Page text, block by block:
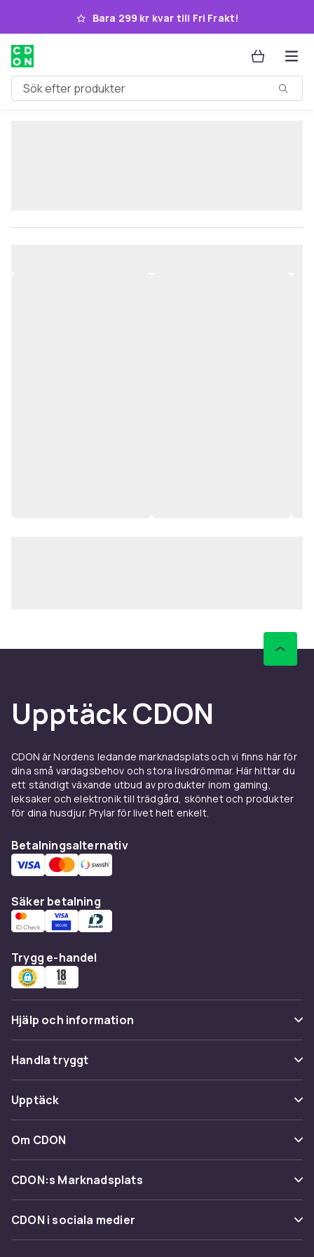
Hoppa till huvudinnehållet
Bara 299 kr kvar till Fri Frakt!
Sök efter produkter
Upptäck CDON
CDON är Nordens ledande marknadsplats och vi finns här för
dina små vardagsbehov och stora livsdrömmar. Här hittar du
ett ständigt växande utbud av produkter inom gaming,
leksaker och elektronik till trädgård, skönhet och produkter
för dina husdjur. Prylar för livet helt enkelt.
Betalningsalternativ
Säker betalning
Trygg e-handel
Hjälp och information
Vanliga frågor
Spåra paket
Ångra & Returnera här
Kundservice
Handla tryggt
Betalning
Leverans
Återkallelser
Upptäck
Kategorier
Varumärken
Shopit.se
Om CDON
Om oss
Kundrecensioner
CDON:s Marknadsplats
Sälj på CDON
Bli affiliate
CDON i sociala medier